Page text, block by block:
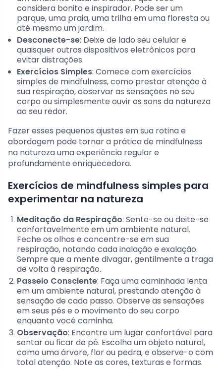
considera bonito e inspirador. Pode ser um
parque, uma praia, uma trilha em uma floresta ou
até mesmo um jardim.
Desconecte-se: Deixe de lado seu celular e
quaisquer outros dispositivos eletrônicos para
evitar distrações.
Exercícios Simples: Comece com exercícios
simples de mindfulness, como prestar atenção à
sua respiração, observar as sensações no seu
corpo ou simplesmente ouvir os sons da natureza
ao seu redor.
Fazer esses pequenos ajustes em sua rotina e
abordagem pode tornar a prática de mindfulness
na natureza uma experiência regular e
profundamente enriquecedora.
Exercícios de mindfulness simples para
experimentar na natureza
Meditação da Respiração: Sente-se ou deite-se
confortavelmente em um ambiente natural.
Feche os olhos e concentre-se em sua
respiração, notando cada inalação e exalação.
Sempre que a mente divagar, gentilmente a traga
de volta à respiração.
Passeio Consciente: Faça uma caminhada lenta
em um ambiente natural, prestando atenção à
sensação de cada passo. Observe as sensações
em seus pés e o movimento do seu corpo
enquanto você caminha.
Observação: Encontre um lugar confortável para
sentar ou ficar de pé. Escolha um objeto natural,
como uma árvore, flor ou pedra, e observe-o com
total atenção. Note as cores, texturas e formas.